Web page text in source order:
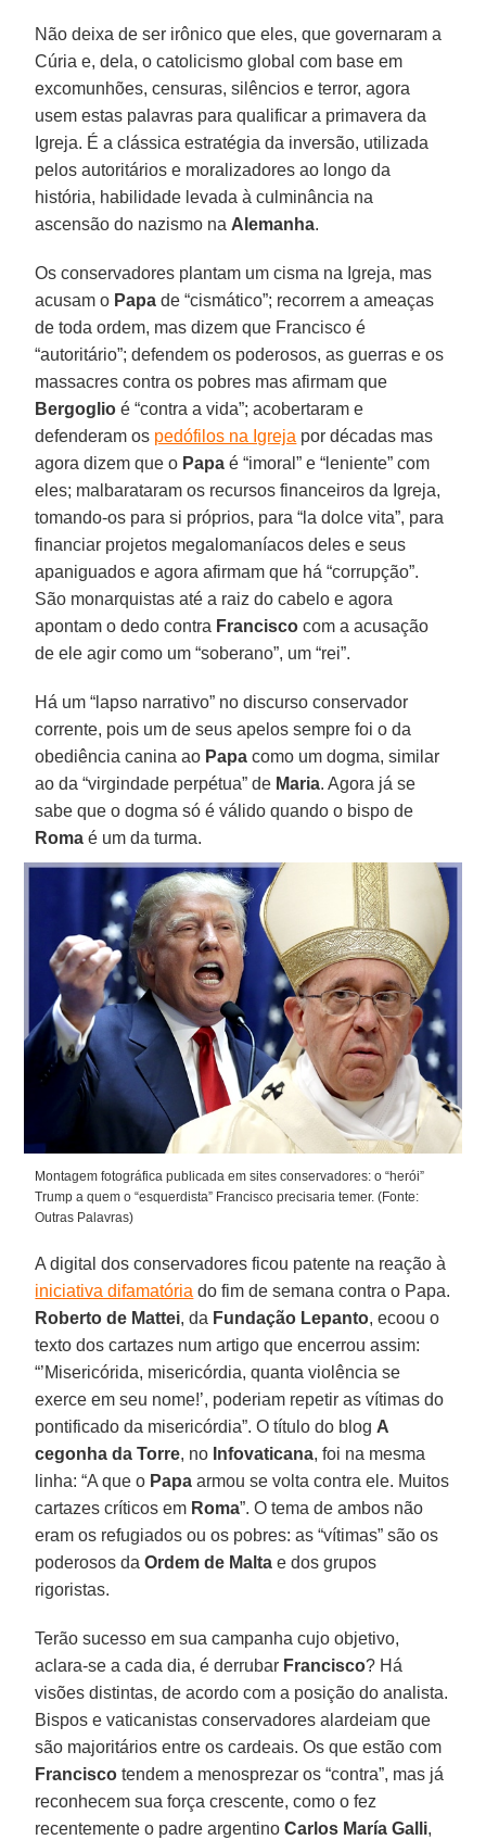
Não deixa de ser irônico que eles, que governaram a
Cúria e, dela, o catolicismo global com base em
excomunhões, censuras, silêncios e terror, agora
usem estas palavras para qualificar a primavera da
Igreja. É a clássica estratégia da inversão, utilizada
pelos autoritários e moralizadores ao longo da
história, habilidade levada à culminância na
ascensão do nazismo na Alemanha.
Os conservadores plantam um cisma na Igreja, mas
acusam o Papa de “cismático”; recorrem a ameaças
de toda ordem, mas dizem que Francisco é
“autoritário”; defendem os poderosos, as guerras e os
massacres contra os pobres mas afirmam que
Bergoglio é “contra a vida”; acobertaram e
defenderam os pedófilos na Igreja por décadas mas
agora dizem que o Papa é “imoral” e “leniente” com
eles; malbarataram os recursos financeiros da Igreja,
tomando-os para si próprios, para “la dolce vita”, para
financiar projetos megalomaníacos deles e seus
apaniguados e agora afirmam que há “corrupção”.
São monarquistas até a raiz do cabelo e agora
apontam o dedo contra Francisco com a acusação
de ele agir como um “soberano”, um “rei”.
Há um “lapso narrativo” no discurso conservador
corrente, pois um de seus apelos sempre foi o da
obediência canina ao Papa como um dogma, similar
ao da “virgindade perpétua” de Maria. Agora já se
sabe que o dogma só é válido quando o bispo de
Roma é um da turma.
Montagem fotográfica publicada em sites conservadores: o “herói”
Trump a quem o “esquerdista” Francisco precisaria temer. (Fonte:
Outras Palavras)
A digital dos conservadores ficou patente na reação à
iniciativa difamatória do fim de semana contra o Papa.
Roberto de Mattei, da Fundação Lepanto, ecoou o
texto dos cartazes num artigo que encerrou assim:
“’Misericórida, misericórdia, quanta violência se
exerce em seu nome!’, poderiam repetir as vítimas do
pontificado da misericórdia”. O título do blog A
cegonha da Torre, no Infovaticana, foi na mesma
linha: “A que o Papa armou se volta contra ele. Muitos
cartazes críticos em Roma”. O tema de ambos não
eram os refugiados ou os pobres: as “vítimas” são os
poderosos daOrdem de Malta e dos grupos
rigoristas.
Terão sucesso em sua campanha cujo objetivo,
aclara-se a cada dia, é derrubar Francisco? Há
visões distintas, de acordo com a posição do analista.
Bispos e vaticanistas conservadores alardeiam que
são majoritários entre os cardeais. Os que estão com
Francisco tendem a menosprezar os “contra”, mas já
reconhecem sua força crescente, como o fez
recentemente o padre argentinoCarlos María Galli,